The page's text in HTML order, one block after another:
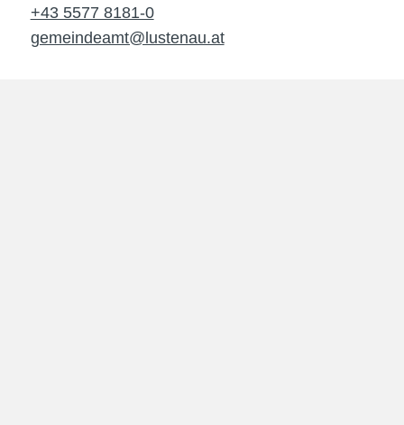
+43 5577 8181-0
gemeindeamt@lustenau.at